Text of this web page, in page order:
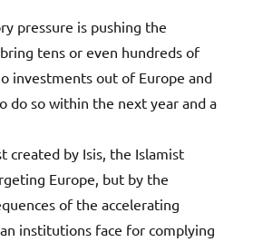
pressure is pushing the
tens or even hundreds of
investments out of Europe and
do so within the next year and a
created by Isis, the Islamist
Europe, but by the
of the accelerating
institutions face for complying